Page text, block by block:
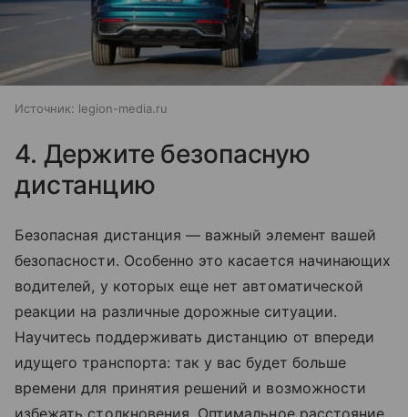
Источник: legion-media.ru
4. Держите безопасную
дистанцию
Безопасная дистанция — важный элемент вашей
безопасности. Особенно это касается начинающих
водителей, у которых еще нет автоматической
реакции на различные дорожные ситуации.
Научитесь поддерживать дистанцию от впереди
идущего транспорта: так у вас будет больше
времени для принятия решений и возможности
избежать столкновения. Оптимальное расстояние